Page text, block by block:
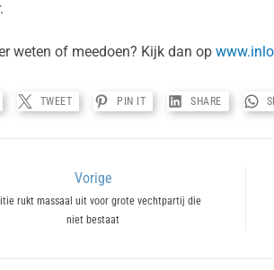
weten of meedoen? Kijk dan op
TWEET PIN IT SHARE
Vorige
rukt massaal uit voor grote vechtpartij die
niet bestaat